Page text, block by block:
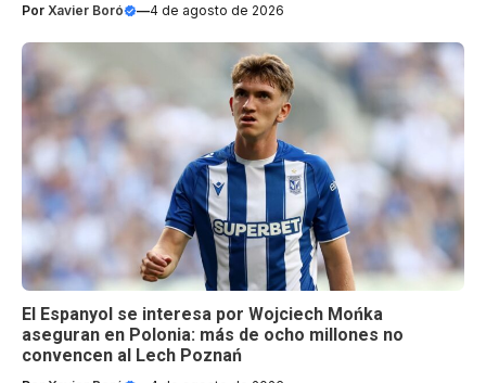
Por Xavier Boró —4 de agosto de 2026
El Espanyol se interesa por Wojciech Mońka
aseguran en Polonia: más de ocho millones no
convencen al Lech Poznań